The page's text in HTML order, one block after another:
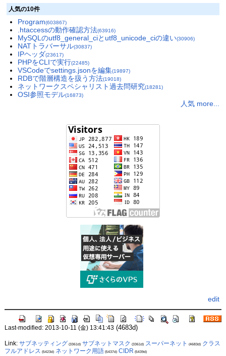
人気の10件
Program(603867)
.htaccessの動作確認方法(63916)
MySQLのutf8_general_ciとutf8_unicode_ciの違い(30906)
NATトラバーサル(30837)
IPヘッダ(23617)
PHPをCLIで実行(22485)
VSCodeでsettings.jsonを編集(19897)
RDBで階層構造を扱う方法(19018)
ネットワークスペシャリスト過去問研究(18281)
OSI参照モデル(16873)
人気 more...
edit
Last-modified: 2013-10-11 (金) 13:41:43(4683d)
Link: サブネッティング (3361d) サブネットマスク (3361d) スーパーネット (4683d) クラス
フルアドレス (5423d) ネットワーク用語(5437d) CIDR (5439d)